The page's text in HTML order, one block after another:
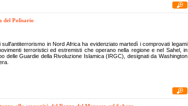
del Polisario
in Nord Africa ha evidenziato martedì i comprovati legami
terroristici ed estremisti che operano nella regione e nel Sahel, in
delle Guardie della Rivoluzione Islamica (IRGC), designati da Washington